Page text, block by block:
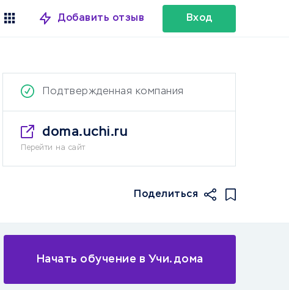
Добавить отзыв Вход
Подтвержденная компания
doma.uchi.ru
Перейти на сайт
Поделиться
Начать обучение в Учи.дома